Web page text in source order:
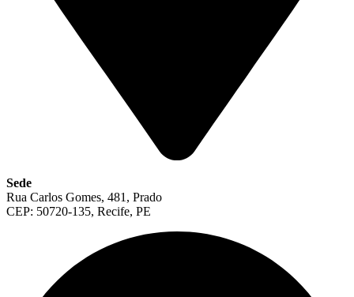
Sede
Rua Carlos Gomes, 481, Prado
CEP: 50720-135, Recife, PE